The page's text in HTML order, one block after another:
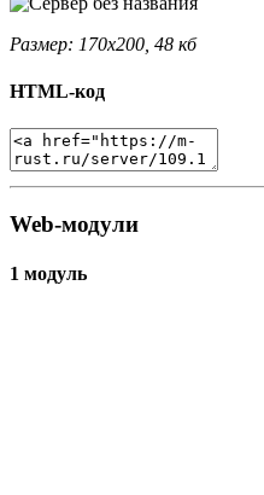
Размер: 170x200, 48 кб
HTML-код
Web-модули
1 модуль